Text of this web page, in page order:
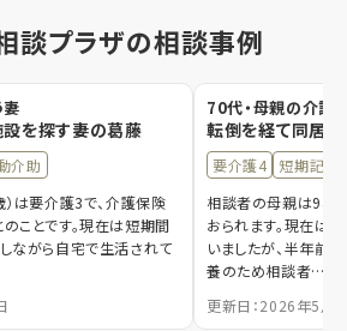
談プラザの相談事例
妻
を探す妻の葛藤
介助
は要介護3で、介護保険
ことです。現在は短期間
ながら自宅で生活されて
70代・母親の介護
転倒を経て同居
要介護4
短期記憶
相談者の母親は94
おられます。現在は
いましたが、半年前
養のため相談者…
更新日：2026年5月